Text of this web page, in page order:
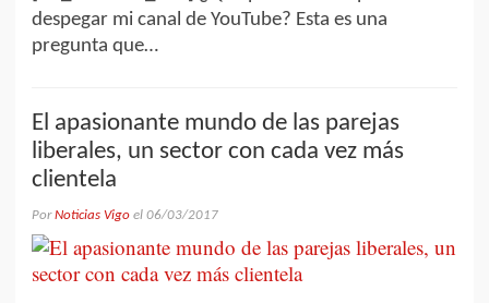
despegar mi canal de YouTube? Esta es una
pregunta que…
El apasionante mundo de las parejas
liberales, un sector con cada vez más
clientela
PorNoticias Vigo el 06/03/2017